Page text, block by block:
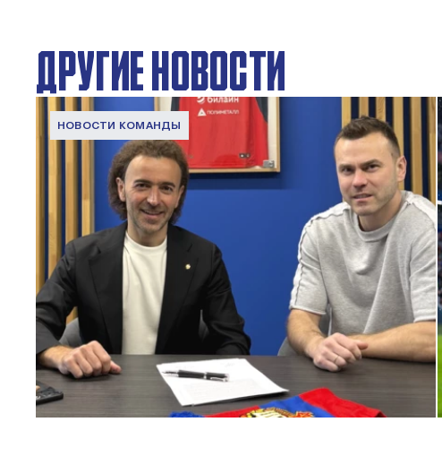
ДРУГИЕ НОВОСТИ
НОВОСТИ КОМАНДЫ
Капитан – с нами!
2 ИЮНЯ 2026 12:55